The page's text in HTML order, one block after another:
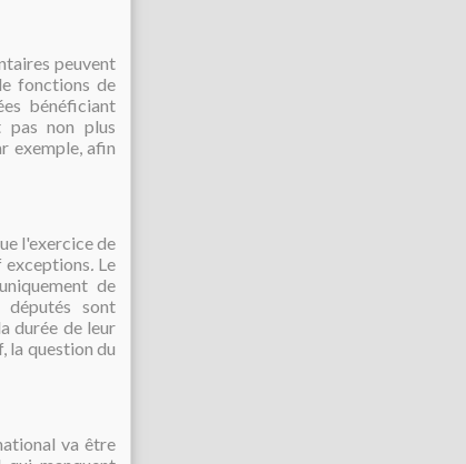
peuvent
fonctions de
bénéficiant
pas non plus
exemple, afin
l'exercice de
exceptions.Le
de
sont
durée de leur
la question du
va être